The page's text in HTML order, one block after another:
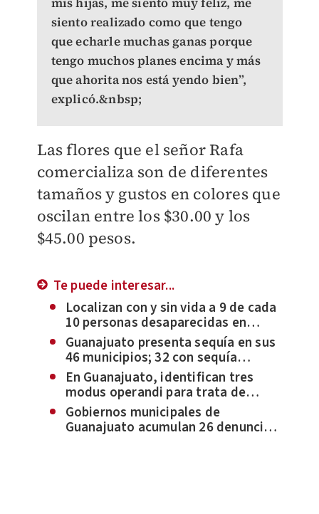
siento realizado como que tengo
que echarle muchas ganas porque
tengo muchos planes encima y más
que ahorita nos está yendo bien”,
explicó.&nbsp;
Las flores que el señor Rafa
comercializa son de diferentes
tamaños y gustos en colores que
oscilan entre los $30.00 y los
$45.00 pesos.
Te puede interesar...
Localizan con y sin vida a 9 de cada
10 personas desaparecidas en
Guanajuato
Guanajuato presenta sequía en sus
46 municipios; 32 con sequía
extrema
En Guanajuato, identifican tres
modus operandi para trata de
personas
Gobiernos municipales de
Guanajuato acumulan 26 denuncias